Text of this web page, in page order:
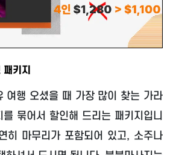
키지
여행 오셨을 때 가장 많이 찾는 가라
묶어서 할인해 드리는 패키지입니
히 마무리가 포함되어 있고, 소주나